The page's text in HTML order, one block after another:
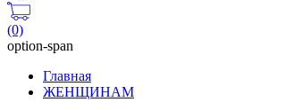
(0)
option-span
Главная
ЖЕНЩИНАМ